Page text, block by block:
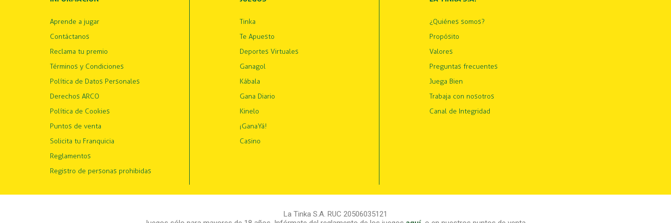
Aprende a jugar
Contáctanos
Reclama tu premio
Términos y Condiciones
Política de Datos Personales
Derechos ARCO
Política de Cookies
Puntos de venta
Solicita tu Franquicia
Reglamentos
Registro de personas prohibidas
Tinka
Te Apuesto
Deportes Virtuales
Ganagol
Kábala
Gana Diario
Kinelo
¡GanaYá!
Casino
¿Quiénes somos?
Propósito
Valores
Preguntas frecuentes
Juega Bien
Trabaja con nosotros
Canal de Integridad
La Tinka S.A. RUC 20506035121